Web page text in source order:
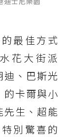
最佳方式
花大街派
、巴斯光
的卡爾與小
生、超能
別驚喜的